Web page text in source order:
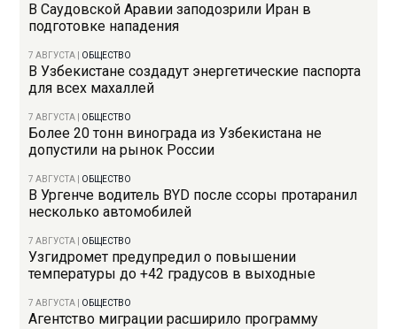
В Саудовской Аравии заподозрили Иран в
подготовке нападения
7 АВГУСТА ОБЩЕСТВО
В Узбекистане создадут энергетические паспорта
для всех махаллей
7 АВГУСТА ОБЩЕСТВО
Более 20 тонн винограда из Узбекистана не
допустили на рынок России
7 АВГУСТА ОБЩЕСТВО
В Ургенче водитель BYD после ссоры протаранил
несколько автомобилей
7 АВГУСТА ОБЩЕСТВО
Узгидромет предупредил о повышении
температуры до +42 градусов в выходные
7 АВГУСТА ОБЩЕСТВО
Агентство миграции расширило программу